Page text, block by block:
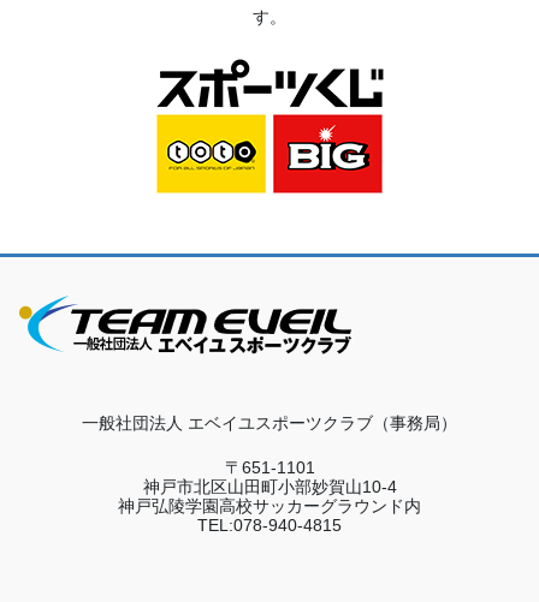
す。
一般社団法人 エベイユスポーツクラブ（事務局）
〒651-1101
神戸市北区山田町小部妙賀山10-4
神戸弘陵学園高校サッカーグラウンド内
TEL:078-940-4815